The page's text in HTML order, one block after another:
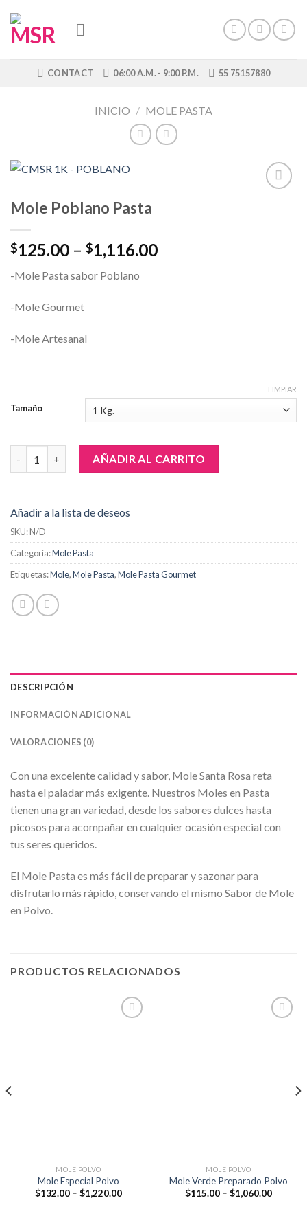
content
CONTACT 06:00 A.M. - 9:00 P.M. 55 75157880
INICIO / MOLE PASTA
Mole Poblano Pasta
$125.00 – $1,116.00
-Mole Pasta sabor Poblano
-Mole Gourmet
-Mole Artesanal
Tamaño
LIMPIAR
Mole Poblano Pasta cantidadAÑADIR AL CARRITO
Añadir a la lista de deseos
SKU:N/D
Categoría:Mole Pasta
Etiquetas:Mole,Mole Pasta,Mole Pasta Gourmet
DESCRIPCIÓN
INFORMACIÓN ADICIONAL
VALORACIONES (0)
Con una excelente calidad y sabor, Mole Santa Rosa reta
hasta el paladar más exigente. Nuestros Moles en Pasta
tienen una gran variedad, desde los sabores dulces hasta
picosos para acompañar en cualquier ocasión especial con
tus seres queridos.
El Mole Pasta es más fácil de preparar y sazonar para
disfrutarlo más rápido, conservando el mismo Sabor de Mole
en Polvo.
PRODUCTOS RELACIONADOS
MOLE POLVO
Mole Especial Polvo
$132.00 – $1,220.00
MOLE POLVO
Mole Verde Preparado Polvo
$115.00 – $1,060.00